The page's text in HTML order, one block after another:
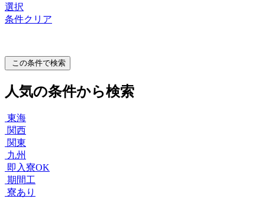
選択
条件クリア
この条件で検索
人気の条件から検索
東海
関西
関東
九州
即入寮OK
期間工
寮あり